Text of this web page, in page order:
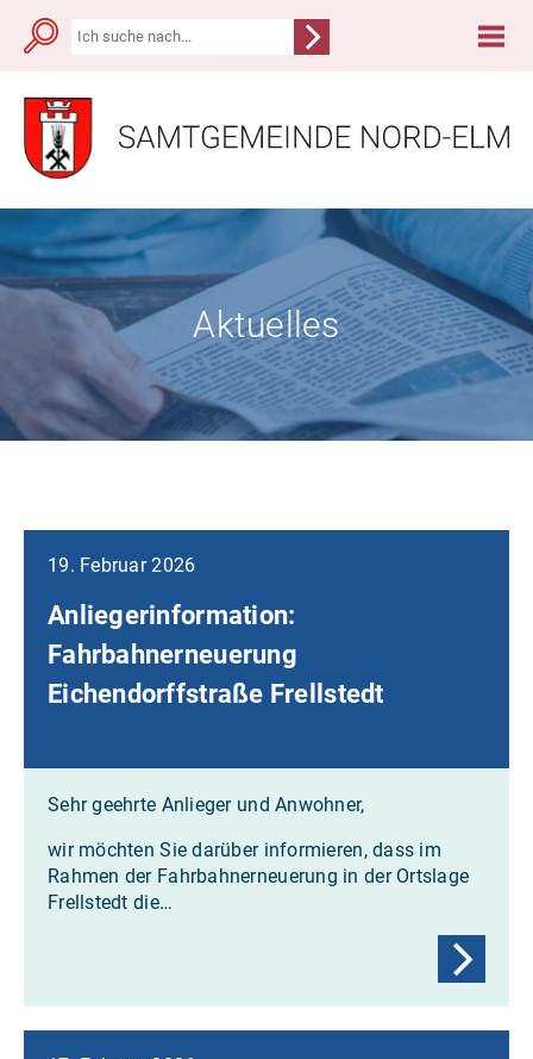
Aktuelles
19. Februar 2026
Anliegerinformation:
Fahrbahnerneuerung
Eichendorffstraße Frellstedt
Sehr geehrte Anlieger und Anwohner,
wir möchten Sie darüber informieren, dass im
Rahmen der Fahrbahnerneuerung in der Ortslage
Frellstedt die…